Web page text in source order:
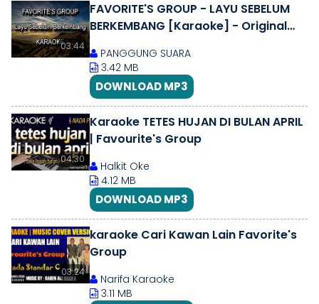
03:44
FAVORITE'S GROUP - LAYU SEBELUM
BERKEMBANG [Karaoke] - Original
PANGGUNG SUARA
3.42 MB
DOWNLOAD MP3
04:30
Karaoke TETES HUJAN DI BULAN APRIL
| Favourite's Group
Halkit Oke
4.12 MB
DOWNLOAD MP3
03:24
karaoke Cari Kawan Lain Favorite's
Group
Narifa Karaoke
3.11 MB